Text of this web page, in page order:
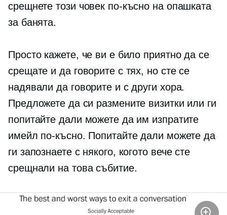
срещнете този човек по-късно на опашката
за банята.
Просто кажете, че ви е било приятно да се
срещате и да говорите с тях, но сте се
надявали да говорите и с други хора.
Предложете да си размените визитки или ги
попитайте дали можете да им изпратите
имейл по-късно. Попитайте дали можете да
ги запознаете с някого, когото вече сте
срещнали на това събитие.